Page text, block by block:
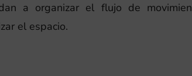
a organizar el flujo de
el espacio.